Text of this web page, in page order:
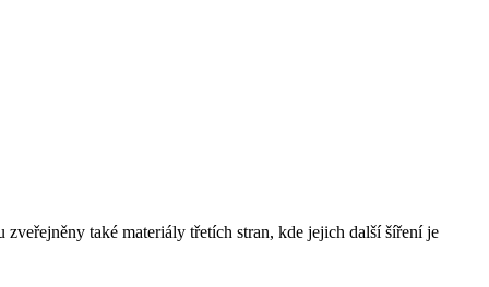
také materiály třetích stran, kde jejich další šíření je